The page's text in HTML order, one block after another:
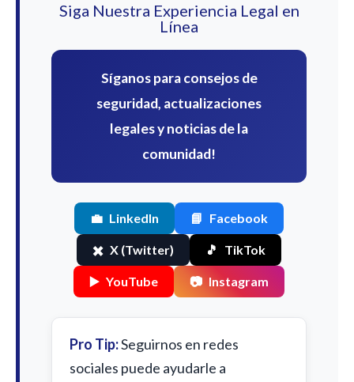
Siga Nuestra Experiencia Legal en
Línea
Síganos para consejos de
seguridad, actualizaciones
legales y noticias de la
comunidad!
💼 LinkedIn 📘 Facebook
✖️ X (Twitter) 🎵 TikTok
▶️ YouTube 📷 Instagram
Pro Tip:Seguirnos en redes
sociales puede ayudarle a